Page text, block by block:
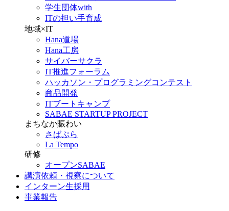
学生団体with
ITの担い手育成
地域×IT
Hana道場
Hana工房
サイバーサクラ
IT推進フォーラム
ハッカソン・プログラミングコンテスト
商品開発
ITブートキャンプ
SABAE STARTUP PROJECT
まちなか賑わい
さばぷら
La Tempo
研修
オープンSABAE
講演依頼・視察について
インターン生採用
事業報告